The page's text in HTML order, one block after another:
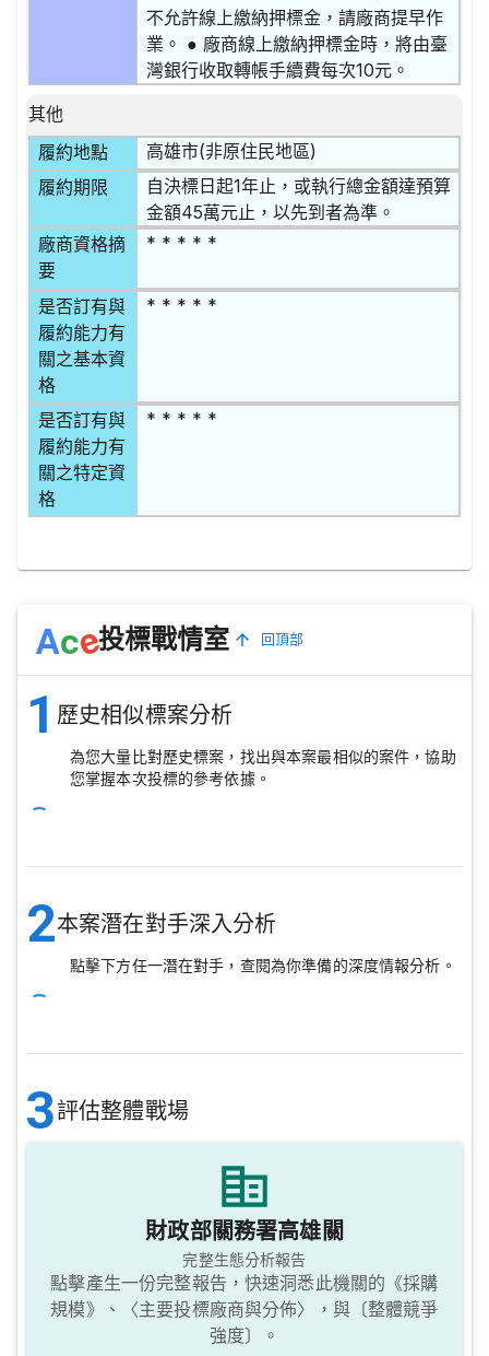
不允許線上繳納押標金，請廠商提早作
業。 ● 廠商線上繳納押標金時，將由臺
灣銀行收取轉帳手續費每次10元。
其他
履約地點
高雄市(非原住民地區)
履約期限
自決標日起1年止，或執行總金額達預算
金額45萬元止，以先到者為準。
廠商資格摘
要
* * * * *
是否訂有與
履約能力有
關之基本資
格
* * * * *
是否訂有與
履約能力有
關之特定資
格
* * * * *
Ace投標戰情室 回頂部
1 歷史相似標案分析
為您大量比對歷史標案，找出與本案最相似的案件，協助
您掌握本次投標的參考依據。
2本案潛在對手深入分析
點擊下方任一潛在對手，查閱為你準備的深度情報分析。
3評估整體戰場
財政部關務署高雄關
完整生態分析報告
點擊產生一份完整報告，快速洞悉此機關的《採購
規模》、〈主要投標廠商與分佈〉，與〔整體競爭
強度〕。